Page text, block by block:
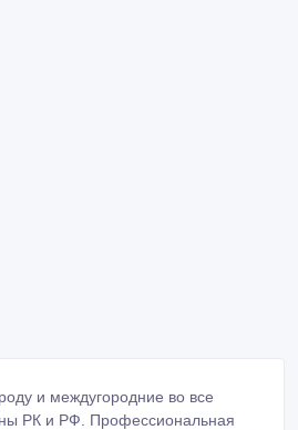
и междугородние во все
РК и РФ. Профессиональная